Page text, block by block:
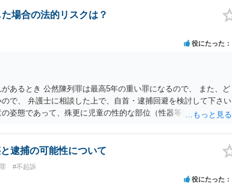
場合の法的リスクは？
役にたった
あるとき 公然陳列罪は最高5年の重い罪になるので、 また、ど
で、 弁護士に相談した上で、自首・逮捕回避を検討して下さい
姿態であって、殊更に児童の性的な部位（性器等若しくはその
逮捕の可能性について
#不起訴
役にたった